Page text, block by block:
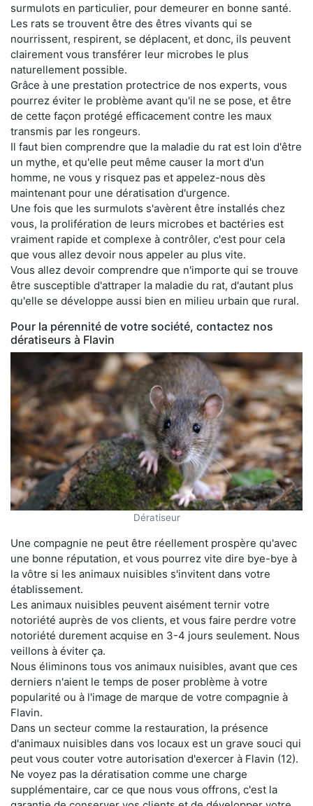
surmulots en particulier, pour demeurer en bonne santé.
Les rats se trouvent être des êtres vivants qui se
nourrissent, respirent, se déplacent, et donc, ils peuvent
clairement vous transférer leur microbes le plus
naturellement possible.
Grâce à une prestation protectrice de nos experts, vous
pourrez éviter le problème avant qu'il ne se pose, et être
de cette façon protégé efficacement contre les maux
transmis par les rongeurs.
Il faut bien comprendre que la maladie du rat est loin d'être
un mythe, et qu'elle peut même causer la mort d'un
homme, ne vous y risquez pas et appelez-nous dès
maintenant pour une dératisation d'urgence.
Une fois que les surmulots s'avèrent être installés chez
vous, la prolifération de leurs microbes et bactéries est
vraiment rapide et complexe à contrôler, c'est pour cela
que vous allez devoir nous appeler au plus vite.
Vous allez devoir comprendre que n'importe qui se trouve
être susceptible d'attraper la maladie du rat, d'autant plus
qu'elle se développe aussi bien en milieu urbain que rural.
Pour la pérennité de votre société, contactez nos
dératiseurs à Flavin
Dératiseur
Une compagnie ne peut être réellement prospère qu'avec
une bonne réputation, et vous pourrez vite dire bye-bye à
la vôtre si les animaux nuisibles s'invitent dans votre
établissement.
Les animaux nuisibles peuvent aisément ternir votre
notoriété auprès de vos clients, et vous faire perdre votre
notoriété durement acquise en 3-4 jours seulement. Nous
veillons à éviter ça.
Nous éliminons tous vos animaux nuisibles, avant que ces
derniers n'aient le temps de poser problème à votre
popularité ou à l'image de marque de votre compagnie à
Flavin.
Dans un secteur comme la restauration, la présence
d'animaux nuisibles dans vos locaux est un grave souci qui
peut vous couter votre autorisation d'exercer à Flavin (12).
Ne voyez pas la dératisation comme une charge
supplémentaire, car ce que nous vous offrons, c'est la